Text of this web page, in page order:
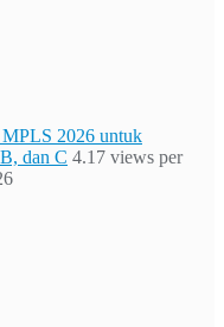
2026 untuk
dan C 4.17 views per